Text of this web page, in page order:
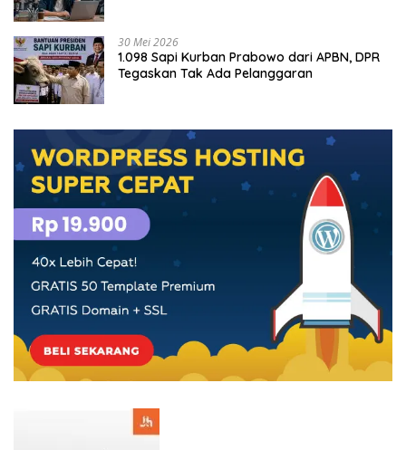
30 Mei 2026
1.098 Sapi Kurban Prabowo dari APBN, DPR
Tegaskan Tak Ada Pelanggaran